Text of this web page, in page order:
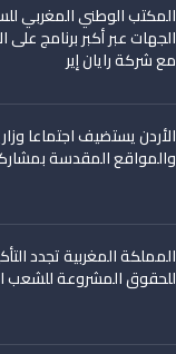
المكتب الوطني المغربي
الجهات عبر أكبر برنامج على
مع شركة رايان إير
الأردن يستضيف اجتماعا
والمواقع المقدسة
المملكة المغربية تجدد
للحقوق المشروعة للشعب